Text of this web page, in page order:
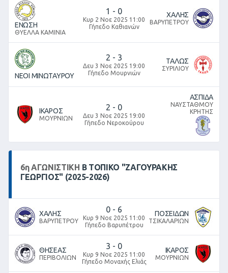
ΕΝΩΣΗ
ΘΥΕΛΛΑ ΚΑΜΙΝΙΑ
1 - 0
Κυρ 2 Νοε 2025 11:00
Γήπεδο Καθιανών
ΧΑΛΗΣ
ΒΑΡΥΠΕΤΡΟΥ
ΝΕΟΙ ΜΙΝΩΤΑΥΡΟΥ
2 - 3
Δευ 3 Νοε 2025 19:00
Γήπεδο Μουρνιών
ΤΑΛΩΣ
ΣΥΡΙΛΙΟΥ
ΙΚΑΡΟΣ
ΜΟΥΡΝΙΩΝ
2 - 0
Δευ 3 Νοε 2025 19:00
Γήπεδο Νεροκούρου
ΑΣΠΙΔΑ
ΝΑΥΣΤΑΘΜΟΥ
ΚΡΗΤΗΣ
6ηΑΓΩΝΙΣΤΙΚΉ Β ΤΟΠΙΚΌ "ΖΑΓΟΥΡΑΚΗΣ
ΓΕΩΡΓΙΟΣ" (2025-2026)
ΧΑΛΗΣ
ΒΑΡΥΠΕΤΡΟΥ
0 - 6
Κυρ 9 Νοε 2025 11:00
Γήπεδο Βαρυπέτρου
ΠΟΣΕΙΔΩΝ
ΤΣΙΚΑΛΑΡΙΩΝ
ΘΗΣΕΑΣ
ΠΕΡΙΒΟΛΙΩΝ
3 - 0
Κυρ 9 Νοε 2025 11:00
Γήπεδο Μοναχής Ελιάς
ΙΚΑΡΟΣ
ΜΟΥΡΝΙΩΝ